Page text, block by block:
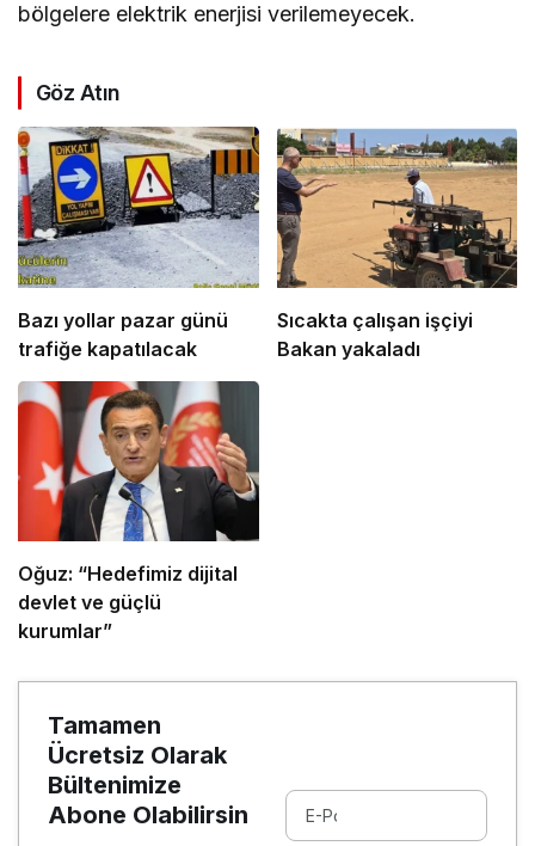
bölgelere elektrik enerjisi verilemeyecek.
Göz Atın
Bazı yollar pazar günü
trafiğe kapatılacak
Sıcakta çalışan işçiyi
Bakan yakaladı
Oğuz: “Hedefimiz dijital
devlet ve güçlü
kurumlar”
Tamamen
Ücretsiz Olarak
Bültenimize
Abone Olabilirsin